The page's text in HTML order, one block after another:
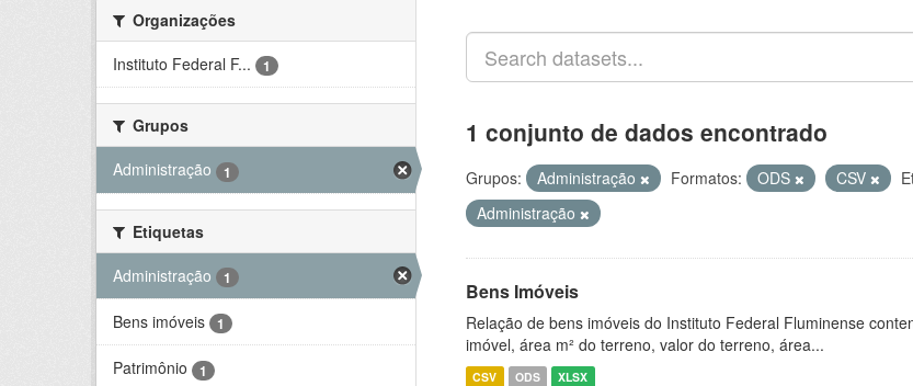
Organizações
Instituto Federal F...
1
Grupos
Administração
1
Etiquetas
Administração
1
Bens imóveis 1
Patrimônio 1
1 conjunto de dados encontrado
Grupos: Administração Formatos: ODS CSV
Administração
Bens Imóveis
Relação de bens imóveis do Instituto Federal Fluminense
imóvel, área m² do terreno, valor do terreno, área...
CSV ODS XLSX